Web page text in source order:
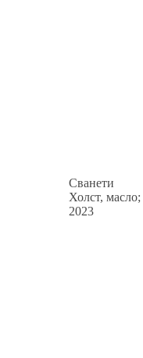
Сванети
Холст,
2023